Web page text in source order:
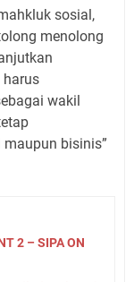
sosial,
menolong
harus
wakil
bisinis”
2 – SIPA ON